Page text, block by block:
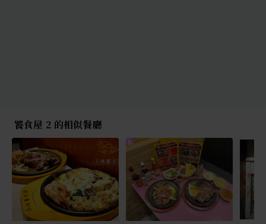
饕食屋 2 的相似餐廳